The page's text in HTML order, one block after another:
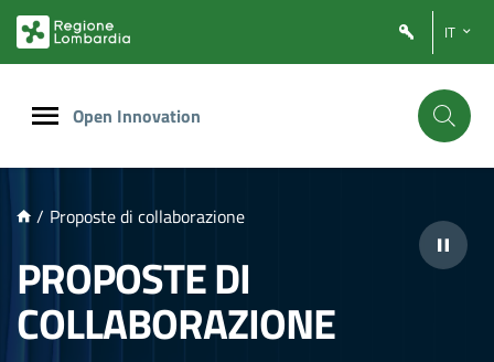
PRINCIPALE
IT
Open Innovation
/ Proposte di collaborazione
PROPOSTE DI
COLLABORAZIONE